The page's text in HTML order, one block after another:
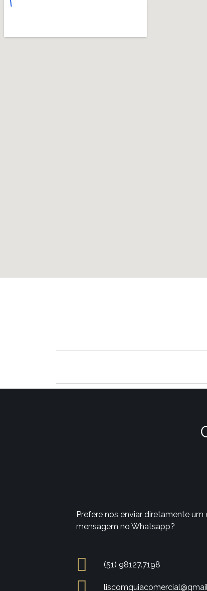
Prefere nos enviar diretamente um
mensagem no Whatsapp?
(51) 98127.7198